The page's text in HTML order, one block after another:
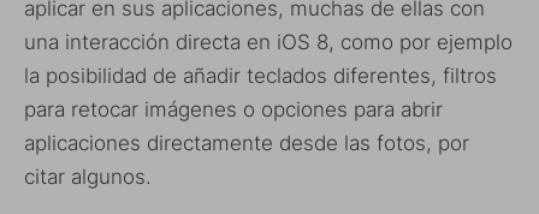
aplicar en sus aplicaciones, muchas de ellas con
una interacción directa en iOS 8, como por ejemplo
la posibilidad de añadir teclados diferentes, filtros
para retocar imágenes o opciones para abrir
aplicaciones directamente desde las fotos, por
citar algunos.